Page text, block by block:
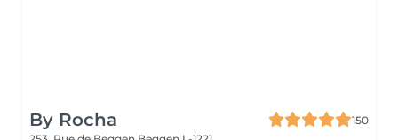
By Rocha
150